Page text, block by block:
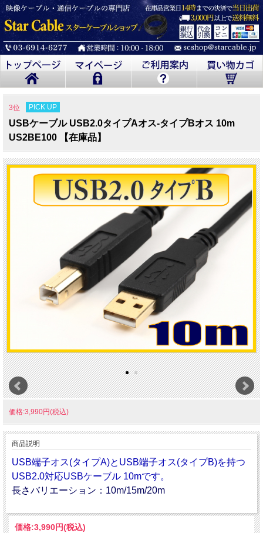
3位 PICK UP
USBケーブル USB2.0タイプAオス-タイプBオス 10m
US2BE100 【在庫品】
価格:3,990円(税込)
商品説明
USB端子オス(タイプA)とUSB端子オス(タイプB)を持つ
USB2.0対応USBケーブル 10mです。
長さバリエーション：10m/15m/20m
価格:3,990円(税込)